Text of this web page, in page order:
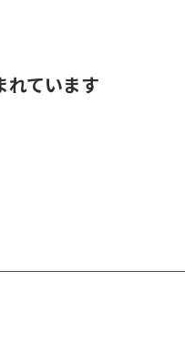
れています